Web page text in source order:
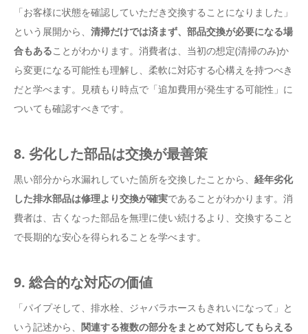
「お客様に状態を確認していただき交換することになりました」
という展開から、 清掃だけでは済まず、部品交換が必要になる場
合もあることがわかります。消費者は、当初の想定(清掃のみ)か
ら変更になる可能性も理解し、柔軟に対応する心構えを持つべき
だと学べます。見積もり時点で「追加費用が発生する可能性」に
ついても確認すべきです。
8. 劣化した部品は交換が最善策
黒い部分から水漏れしていた箇所を交換したことから、 経年劣化
した排水部品は修理より交換が確実であることがわかります。消
費者は、古くなった部品を無理に使い続けるより、交換すること
で長期的な安心を得られることを学べます。
9. 総合的な対応の価値
「パイプそして、排水栓、ジャバラホースもきれいになって」と
いう記述から、 関連する複数の部分をまとめて対応してもらえる